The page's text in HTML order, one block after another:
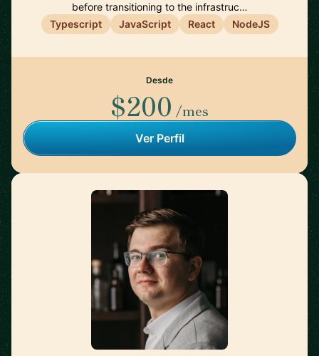
before transitioning to the infrastruc…
Typescript
JavaScript React NodeJS
Desde
$200 /mes
Ver Perfil